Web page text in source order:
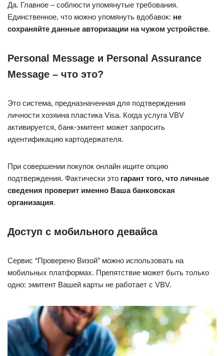
Да. Главное – соблюсти упомянутые требования.
Единственное, что можно упомянуть вдобавок: не
сохраняйте данные авторизации на чужом устройстве.
Personal Message и Personal Assurance
Message – что это?
Это система, предназначенная для подтверждения
личности хозяина пластика Visa. Когда услуга VBV
активируется, банк-эмитент может запросить
идентификацию картодержателя.
При совершении покупок онлайн ищите опцию
подтверждения. Фактически это гарант того, что личные
сведения проверит именно Ваша банковская
организация.
Доступ с мобильного девайса
Сервис “Проверено Визой” можно использовать на
мобильных платформах. Препятствие может быть только
одно: эмитент Вашей карты не работает с VBV.